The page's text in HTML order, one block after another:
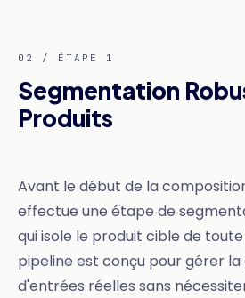
02 / ÉTAPE 1
Segmentation
Produits
Avant le début de la
effectue une étape de
qui isole le produit cible de
pipeline est conçu pour gérer
d'entrées réelles sans